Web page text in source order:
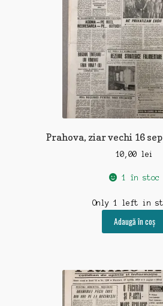
Prahova, ziar vechi 16
10,00 lei
1 în stoc
Only 1 left in
Adaugă în coș